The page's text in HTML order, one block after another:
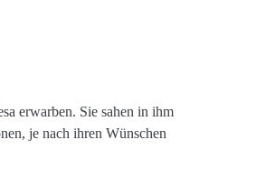
erwarben. Sie sahen in ihm
je nach ihren Wünschen